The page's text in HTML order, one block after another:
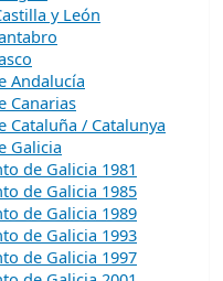
y León
Andalucía
Canarias
Cataluña / Catalunya
Galicia
de Galicia 1981
de Galicia 1985
de Galicia 1989
de Galicia 1993
de Galicia 1997